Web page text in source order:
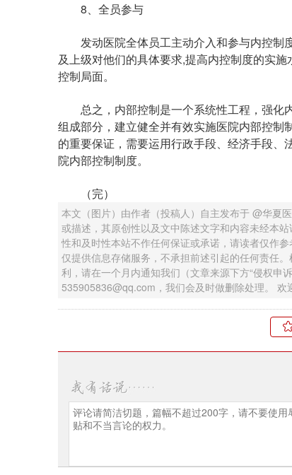
8、全员参与
发动医院全体员工主动介入和参与内控制
及上级对他们的具体要求,提高内控制度的实
控制局面。
总之，内部控制是一个系统性工程，强化
组成部分，建立健全并有效实施医院内部控制
的重要保证，需要运用行政手段、经济手段
院内部控制制度。
（完）
本文（图片）由作者（投稿人）自主发布于 @华夏
或描述，其原创性以及文中陈述文字和内容未经本
性和及时性本站不作任何保证或承诺，请读者仅作
仅提供信息存储服务，不承担前述引起的任何责任
利，请在一个月内通知我们（文章来源下方“侵权申
535905836@qq.com，我们会及时做删除处理。